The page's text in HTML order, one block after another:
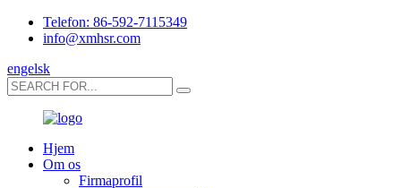
Telefon: 86-592-7115349
info@xmhsr.com
engelsk
Hjem
Om os
Firmaprofil